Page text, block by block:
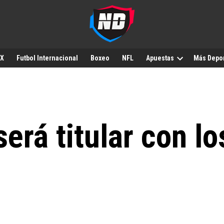
Futbol Internacional Boxeo NFL Apuestas Más
titular con